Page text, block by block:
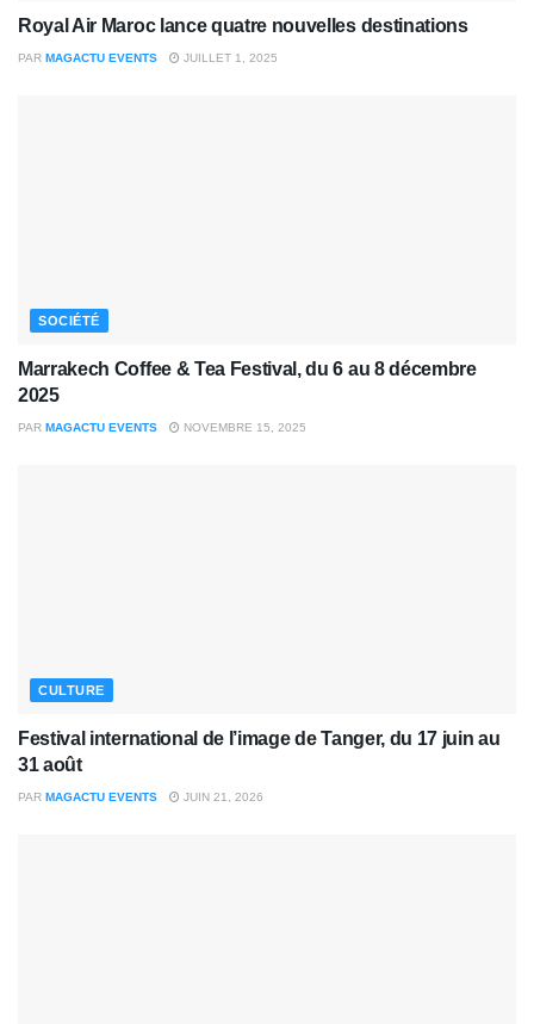
Royal Air Maroc lance quatre nouvelles destinations
PAR MAGACTU EVENTS JUILLET 1, 2025
SOCIÉTÉ
Marrakech Coffee & Tea Festival, du 6 au 8 décembre
2025
PAR MAGACTU EVENTS NOVEMBRE 15, 2025
CULTURE
Festival international de l’image de Tanger, du 17 juin au
31 août
PAR MAGACTU EVENTS JUIN 21, 2026